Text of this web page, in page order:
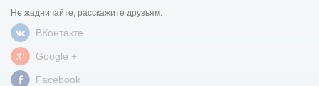
Не жадничайте, расскажите друзьям:
ВКонтакте
Google +
Facebook